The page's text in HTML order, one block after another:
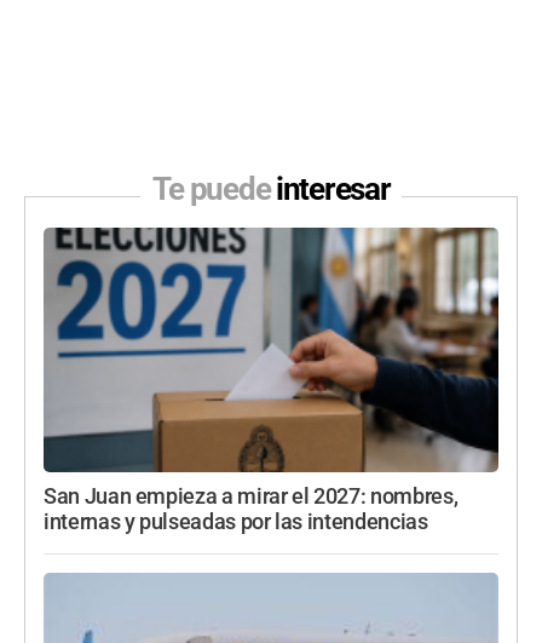
Te puedeinteresar
San Juan empieza a mirar el 2027: nombres,
internas y pulseadas por las intendencias